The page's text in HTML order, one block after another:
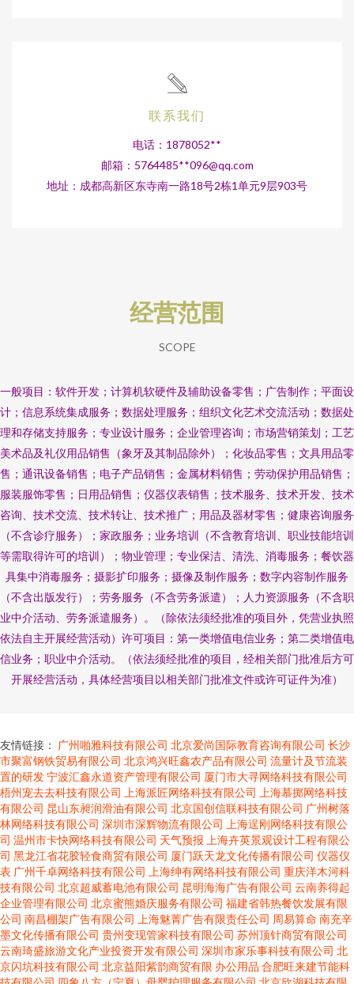
联系我们
电话：1878052**
邮箱：5764485**096@qq.com
地址：成都高新区东寺南一路18号2栋1单元9层903号
经营范围
SCOPE
一般项目：软件开发；计算机软硬件及辅助设备零售；广告制作；平面设
计；信息系统集成服务；数据处理服务；组织文化艺术交流活动；数据处
理和存储支持服务；专业设计服务；企业管理咨询；市场营销策划；工艺
美术品及礼仪用品销售（象牙及其制品除外）；化妆品零售；文具用品零
售；通讯设备销售；电子产品销售；金属材料销售；劳动保护用品销售；
服装服饰零售；日用品销售；仪器仪表销售；技术服务、技术开发、技术
咨询、技术交流、技术转让、技术推广；用品及器材零售；健康咨询服务
（不含诊疗服务）；家政服务；业务培训（不含教育培训、职业技能培训
等需取得许可的培训）；物业管理；专业保洁、清洗、消毒服务；餐饮器
具集中消毒服务；摄影扩印服务；摄像及制作服务；数字内容制作服务
（不含出版发行）；劳务服务（不含劳务派遣）；人力资源服务（不含职
业中介活动、劳务派遣服务）。（除依法须经批准的项目外，凭营业执照
依法自主开展经营活动）许可项目：第一类增值电信业务；第二类增值电
信业务；职业中介活动。（依法须经批准的项目，经相关部门批准后方可
开展经营活动，具体经营项目以相关部门批准文件或许可证件为准）
友情链接： 广州啪雅科技有限公司 北京爱尚国际教育咨询有限公司 长沙
市聚富钢铁贸易有限公司 北京鸿兴旺鑫农产品有限公司 流量计及节流装
置的研发宁波汇鑫永道资产管理有限公司 厦门市大寻网络科技有限公司
梧州宠去去科技有限公司 上海派匠网络科技有限公司 上海慕掷网络科技
有限公司 昆山东昶润滑油有限公司 北京国创信联科技有限公司 广州树落
林网络科技有限公司 深圳市深辉物流有限公司 上海逞刚网络科技有限公
司 温州市卡快网络科技有限公司 天气预报 上海卉英景观设计工程有限公
司 黑龙江省花胶轻食商贸有限公司 厦门跃天龙文化传播有限公司 仪器仪
表 广州千卓网络科技有限公司 上海绅有网络科技有限公司 重庆洋木河科
技有限公司 北京超威蓄电池有限公司 昆明海海广告有限公司 云南养得起
企业管理有限公司 北京蜜熊婚庆服务有限公司 福建省韩热餐饮发展有限
公司 南昌棚架广告有限公司 上海魅菁广告有限责任公司 周易算命南充辛
墨文化传播有限公司 贵州变现管家科技有限公司 苏州顶针商贸有限公司
云南琦盛旅游文化产业投资开发有限公司 深圳市家乐事科技有限公司 北
京闪坑科技有限公司 北京益阳紫韵商贸有限 办公用品 合肥旺来建节能科